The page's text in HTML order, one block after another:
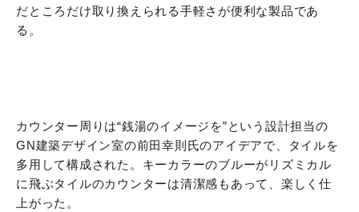
だところだけ取り換えられる手軽さが便利な製品であ
る。
カウンター周りは“銭湯のイメージを”という設計担当の
GN建築デザイン室の前田幸則氏のアイデアで、タイルを
多用して構成された。キーカラーのブルーがリズミカル
に飛ぶタイルのカウンターは清潔感もあって、楽しく仕
上がった。